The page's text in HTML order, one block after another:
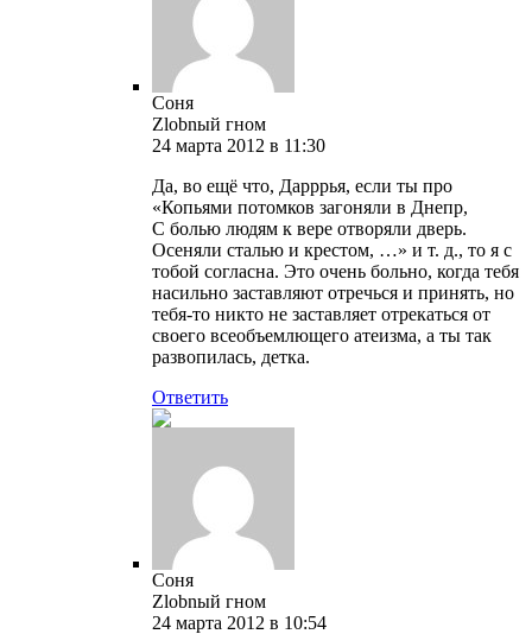
Соня
Zlobnый гном
24 марта 2012 в 11:30
Да, во ещё что, Дарррья, если ты про
«Копьями потомков загоняли в Днепр,
С болью людям к вере отворяли дверь.
Осеняли сталью и крестом, …» и т. д., то я с
тобой согласна. Это очень больно, когда тебя
насильно заставляют отречься и принять, но
тебя-то никто не заставляет отрекаться от
своего всеобъемлющего атеизма, а ты так
развопилась, детка.
Ответить
Соня
Zlobnый гном
24 марта 2012 в 10:54